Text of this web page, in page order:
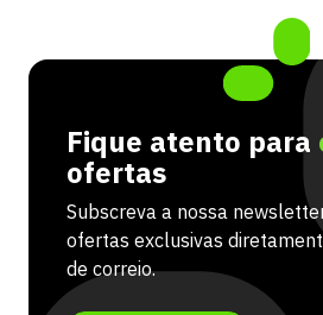
Fique atento para
ofertas
Subscreva a nossa
ofertas exclusivas
de correio.